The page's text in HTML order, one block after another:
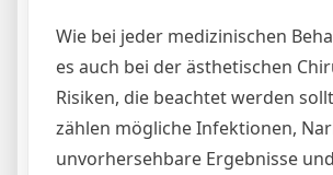
Wie bei jeder medizinischen
es auch bei der ästhetischen
Risiken, die beachtet werden
zählen mögliche Infektionen,
unvorhersehbare Ergebnisse und